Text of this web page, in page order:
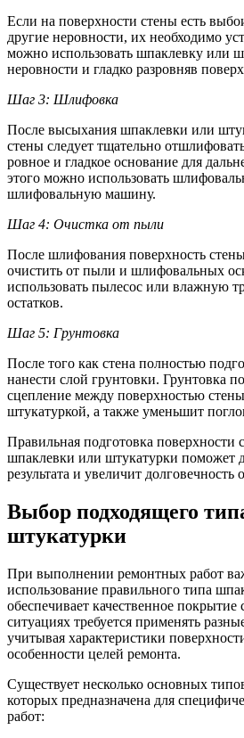
Если на поверхности стены есть
другие неровности, их необходимо
можно использовать шпаклевку или
неровности и гладко разровняв
Шаг 3: Шлифовка
После высыхания шпаклевки или
стены следует тщательно
ровное и гладкое основание для
этого можно использовать
шлифовальную машину.
Шаг 4: Очистка от пыли
После шлифования поверхность
очистить от пыли и шлифовальных
использовать пылесос или влажную
остатков.
Шаг 5: Грунтовка
После того как стена полностью
нанести слой грунтовки. Грунтовка
сцепление между поверхностью
штукатуркой, а также уменьшит
Правильная подготовка поверхности
шпаклевки или штукатурки поможет
результата и увеличит долговечность
Выбор подходящего
штукатурки
При выполнении ремонтных работ
использование правильного типа
обеспечивает качественное
ситуациях требуется применять
учитывая характеристики
особенности целей ремонта.
Существует несколько основных
которых предназначена для
работ: